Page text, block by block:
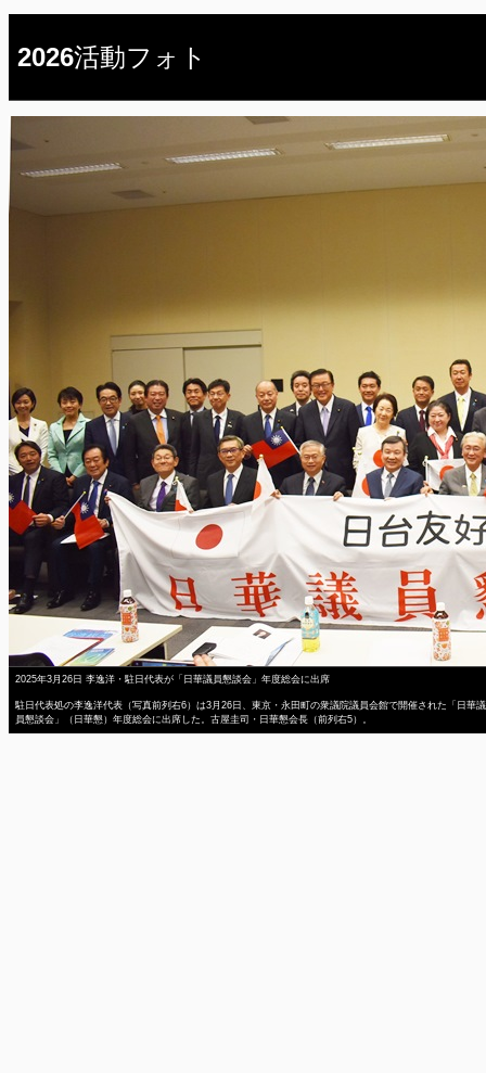
2026活動フォト
2025年3月26日 李逸洋・駐日代表が「日華議員懇談会」年度総会に出席
駐日代表処の李逸洋代表（写真前列右6）は3月26日、東京・永田町の衆議院議員会館で開催された「日華議
員懇談会」（日華懇）年度総会に出席した。古屋圭司・日華懇会長（前列右5）。